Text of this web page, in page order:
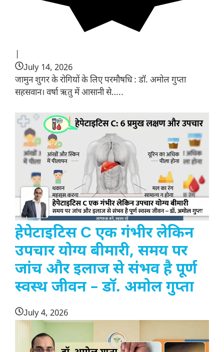
July 14, 2026
जामुन शुगर के रोगियों के लिए परमौषधि : डॉ. अमोल गुप्ता
सहसवान। वर्षा ऋतु में आसानी से…..
हेपेटाइटिस C एक गंभीर लेकिन
उपचार योग्य बीमारी, समय पर
जांच और इलाज से संभव है पूर्ण
स्वस्थ जीवन – डॉ. अमोल गुप्ता
July 4, 2026